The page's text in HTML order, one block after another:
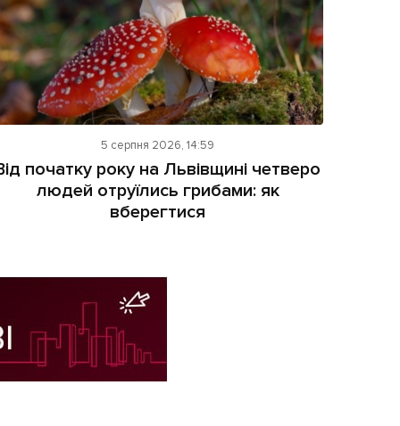
5 серпня 2026, 14:59
початку року на Львівщині четверо
людей отруїлись грибами: як
вберегтися